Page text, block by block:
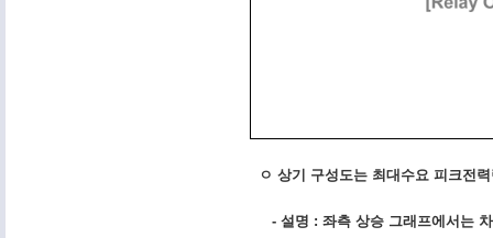
ㅇ 상기 구성도는 최대수요 피크전
- 설명 : 좌측 상승 그래프에서는 차